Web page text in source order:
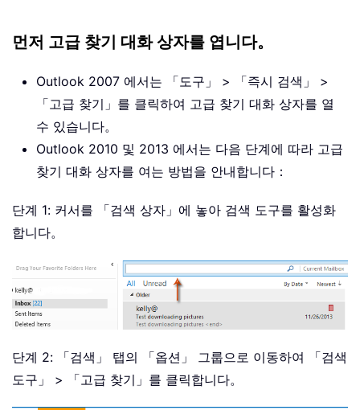
먼저 고급 찾기 대화 상자를 엽니다。
Outlook 2007 에서는 「도구」 > 「즉시 검색」 >
「고급 찾기」를 클릭하여 고급 찾기 대화 상자를 열
수 있습니다。
Outlook 2010 및 2013 에서는 다음 단계에 따라 고급
찾기 대화 상자를 여는 방법을 안내합니다：
단계 1: 커서를 「검색 상자」에 놓아 검색 도구를 활성화
합니다。
단계 2: 「검색」 탭의 「옵션」 그룹으로 이동하여 「검색
도구」 > 「고급 찾기」를 클릭합니다。